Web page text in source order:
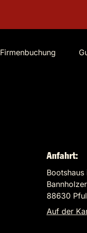
Buchen
Firmenbuchung
Anfahrt:
88630
Auf der